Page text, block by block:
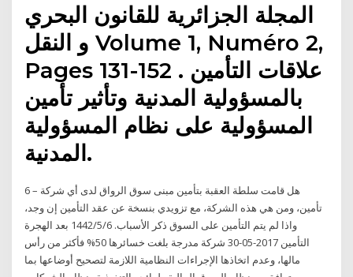
المجلة الجزائرية للقانون البحري
و النقل Volume 1, Numéro 2,
Pages 131-152 . علاقات التأمين
بالمسؤولية المدنية وتأثير تأمين
المسؤولية على نظام المسؤولية
المدنية.
6 – هل قامت سلطة العقبة بتأمين مبنى سوق الرواق لدى أي شركة
تأمين، ومن هي هذه الشركة، مع تزويدي بنسخة عن عقد التأمين إن وجد،
واذا لم يتم التأمين على السوق ذكر الأسباب. 6‏‏/5‏‏/1442 بعد الهجرة
التأمين 2017-05-30 شركة مدرجة بلغت خسائرها 50% فأكثر من رأس
مالها، وعدم اتخاذها الإجراءات النظامية اللازمة لتصحيح أوضاعها بما